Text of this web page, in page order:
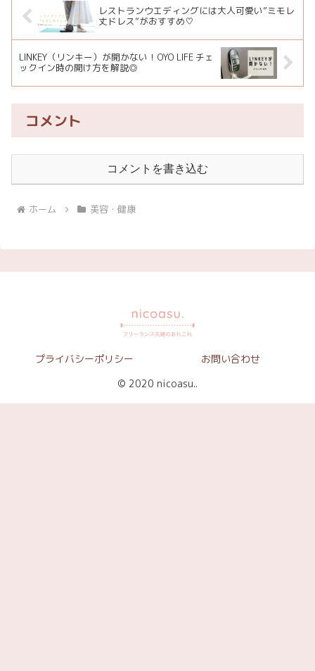
レストランウエディングには大人可愛い”ミモレ
丈ドレス”がおすすめ♡
LINKEY（リンキー）が開かない！OYO LIFE チェ
ックイン時の開け方を解説◎
コメント
コメントを書き込む
ホーム 美容・健康
プライバシーポリシー
お問い合わせ
© 2020 nicoasu..